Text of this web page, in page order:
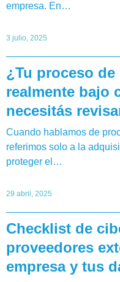
empresa. En…
3 julio, 2025
¿Tu proceso
realmente bajo
necesitás
Cuando hablamos de
referimos solo a la
proteger el…
29 abril, 2025
Checklist de
proveedores
empresa y tus